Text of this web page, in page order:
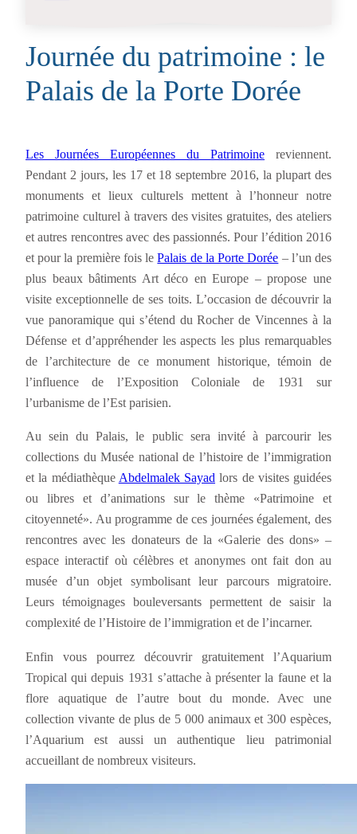
Journée du patrimoine : le
Palais de la Porte Dorée
Les Journées Européennes du Patrimoine reviennent.
Pendant 2 jours, les 17 et 18 septembre 2016, la plupart des
monuments et lieux culturels mettent à l’honneur notre
patrimoine culturel à travers des visites gratuites, des ateliers
et autres rencontres avec des passionnés. Pour l’édition 2016
et pour la première fois lePalais de la Porte Dorée – l’un des
plus beaux bâtiments Art déco en Europe – propose une
visite exceptionnelle de ses toits. L’occasion de découvrir la
vue panoramique qui s’étend du Rocher de Vincennes à la
Défense et d’appréhender les aspects les plus remarquables
de l’architecture de ce monument historique, témoin de
l’influence de l’Exposition Coloniale de 1931 sur
l’urbanisme de l’Est parisien.
Au sein du Palais, le public sera invité à parcourir les
collections du Musée national de l’histoire de l’immigration
et la médiathèque Abdelmalek Sayad lors de visites guidées
ou libres et d’animations sur le thème «Patrimoine et
citoyenneté». Au programme de ces journées également, des
rencontres avec les donateurs de la «Galerie des dons» –
espace interactif où célèbres et anonymes ont fait don au
musée d’un objet symbolisant leur parcours migratoire.
Leurs témoignages bouleversants permettent de saisir la
complexité de l’Histoire de l’immigration et de l’incarner.
Enfin vous pourrez découvrir gratuitement l’Aquarium
Tropical qui depuis 1931 s’attache à présenter la faune et la
flore aquatique de l’autre bout du monde. Avec une
collection vivante de plus de 5 000 animaux et 300 espèces,
l’Aquarium est aussi un authentique lieu patrimonial
accueillant de nombreux visiteurs.